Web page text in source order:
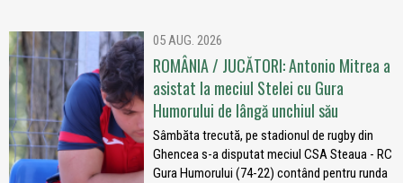
05 AUG. 2026
ROMÂNIA / JUCĂTORI: Antonio Mitrea a
asistat la meciul Stelei cu Gura
Humorului de lângă unchiul său
Sâmbăta trecută, pe stadionul de rugby din
Ghencea s-a disputat meciul CSA Steaua - RC
Gura Humorului (74-22) contând pentru runda